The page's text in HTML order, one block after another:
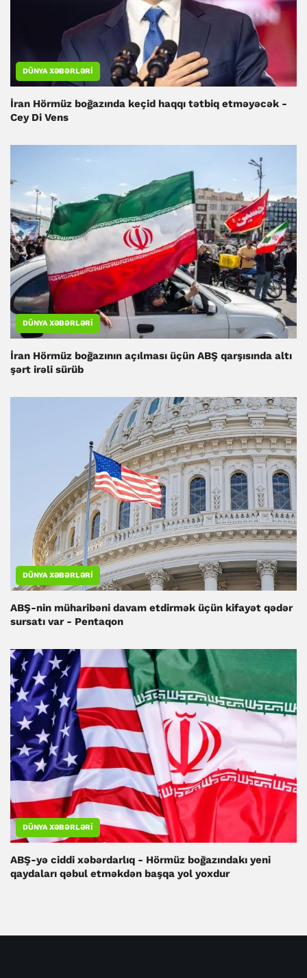
DÜNYA XƏBƏRLƏRI
İran Hörmüz boğazında keçid haqqı tətbiq etməyəcək -
Cey Di Vens
DÜNYA XƏBƏRLƏRI
İran Hörmüz boğazının açılması üçün ABŞ qarşısında altı
şərt irəli sürüb
DÜNYA XƏBƏRLƏRI
ABŞ-nin müharibəni davam etdirmək üçün kifayət qədər
sursatı var - Pentaqon
DÜNYA XƏBƏRLƏRI
ABŞ-yə ciddi xəbərdarlıq - Hörmüz boğazındakı yeni
qaydaları qəbul etməkdən başqa yol yoxdur